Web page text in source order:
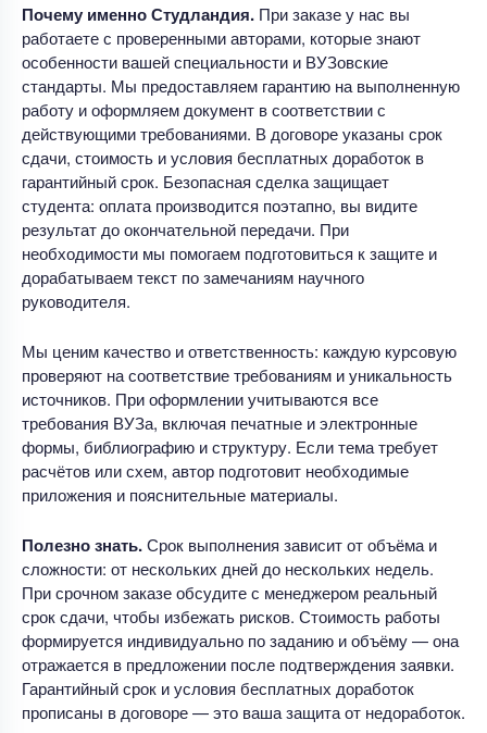
Почему именно Студландия. При заказе у нас вы
работаете с проверенными авторами, которые знают
особенности вашей специальности и ВУЗовские
стандарты. Мы предоставляем гарантию на выполненную
работу и оформляем документ в соответствии с
действующими требованиями. В договоре указаны срок
сдачи, стоимость и условия бесплатных доработок в
гарантийный срок. Безопасная сделка защищает
студента: оплата производится поэтапно, вы видите
результат до окончательной передачи. При
необходимости мы помогаем подготовиться к защите и
дорабатываем текст по замечаниям научного
руководителя.
Мы ценим качество и ответственность: каждую курсовую
проверяют на соответствие требованиям и уникальность
источников. При оформлении учитываются все
требования ВУЗа, включая печатные и электронные
формы, библиографию и структуру. Если тема требует
расчётов или схем, автор подготовит необходимые
приложения и пояснительные материалы.
Полезно знать.Срок выполнения зависит от объёма и
сложности: от нескольких дней до нескольких недель.
При срочном заказе обсудите с менеджером реальный
срок сдачи, чтобы избежать рисков. Стоимость работы
формируется индивидуально по заданию и объёму — она
отражается в предложении после подтверждения заявки.
Гарантийный срок и условия бесплатных доработок
прописаны в договоре — это ваша защита от недоработок.